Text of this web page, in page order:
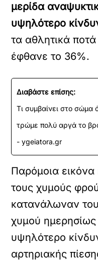
μερίδα
υψηλότερο
τα αθλητικά ποτά
έφθανε το 36%.
Διαβάστε επίσης:
Τι συμβαίνει στο σώμα
τρώμε πολύ αργά το
- ygeiatora.gr
Παρόμοια εικόνα
τους χυμούς
κατανάλωναν
χυμού
υψηλότερο
αρτηριακής